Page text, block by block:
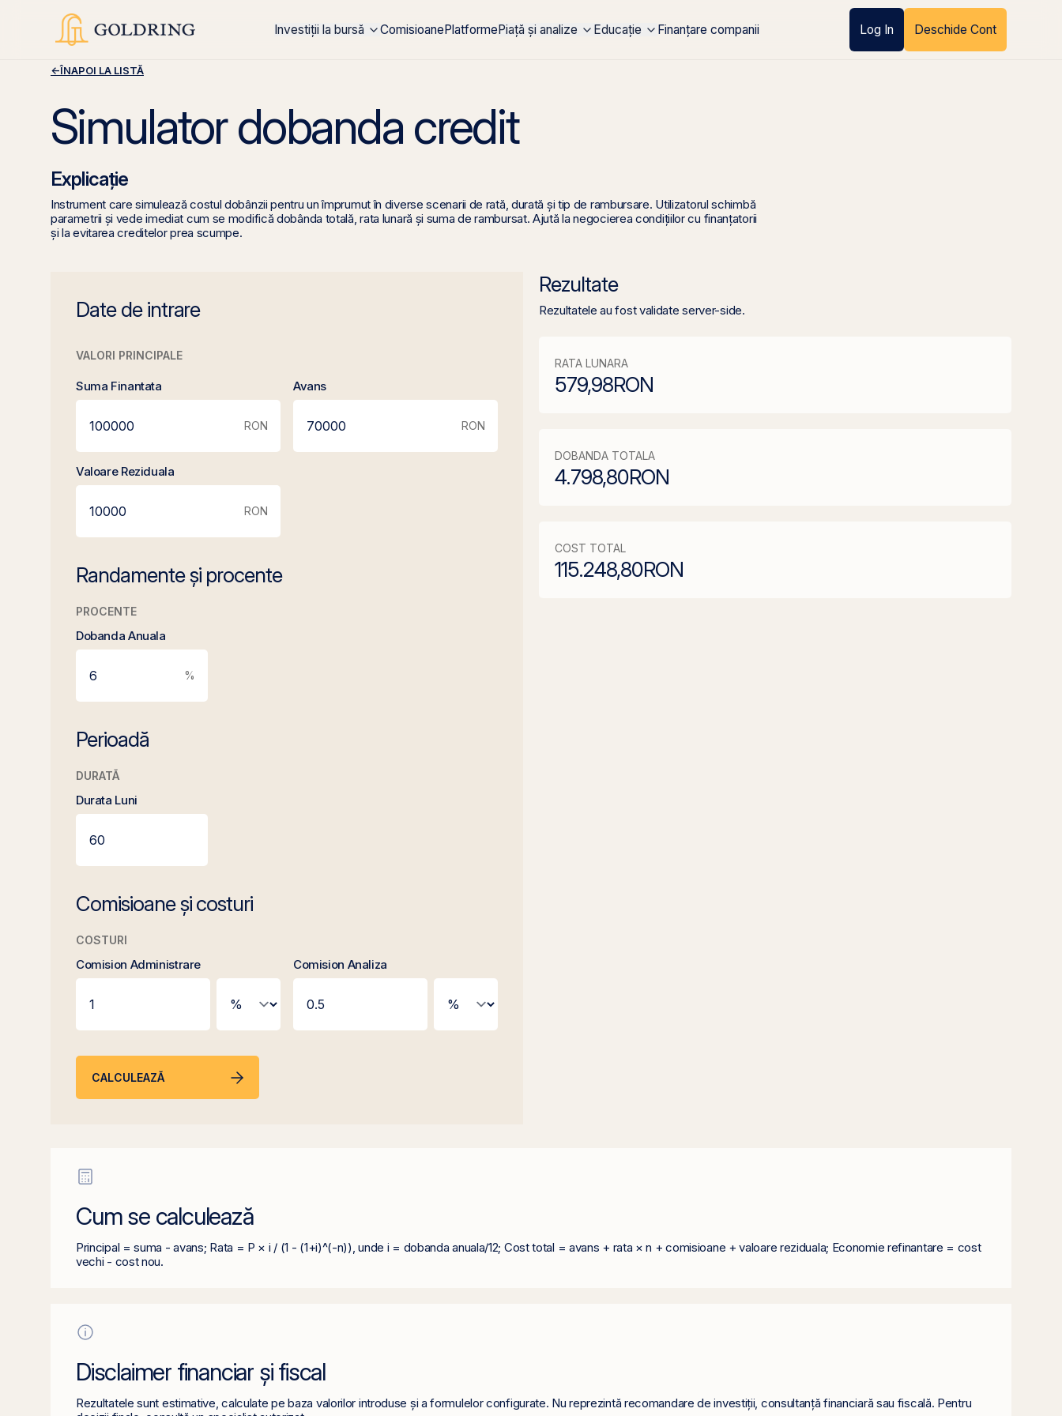
Investiții la bursă ComisioanePlatformePiață și analize Educație Finanțare companii Log In Deschide Cont
←ÎNAPOI LA LISTĂ
Simulator dobanda credit
Explicație
Instrument care simulează costul dobânzii pentru un împrumut în diverse scenarii de rată, durată și tip de rambursare. Utilizatorul schimbă
parametrii și vede imediat cum se modifică dobânda totală, rata lunară și suma de rambursat. Ajută la negocierea condițiilor cu finanțatorii
și la evitarea creditelor prea scumpe.
Date de intrare
VALORI PRINCIPALE
Suma Finantata
RON
Avans
RON
Valoare Reziduala
RON
Randamente și procente
PROCENTE
Dobanda Anuala
%
Perioadă
DURATĂ
Durata Luni
Comisioane și costuri
COSTURI
Comision Administrare Comision Analiza
CALCULEAZĂ
Rezultate
Rezultatele au fost validate server-side.
RATA LUNARA
579,98RON
DOBANDA TOTALA
4.798,80RON
COST TOTAL
115.248,80RON
Cum se calculează
Principal = suma - avans; Rata = P × i / (1 - (1+i)^(-n)), unde i = dobanda anuala/12; Cost total = avans + rata × n + comisioane + valoare reziduala; Economie refinantare = cost
vechi - cost nou.
Disclaimer financiar și fiscal
Rezultatele sunt estimative, calculate pe baza valorilor introduse și a formulelor configurate. Nu reprezintă recomandare de investiții, consultanță financiară sau fiscală. Pentru